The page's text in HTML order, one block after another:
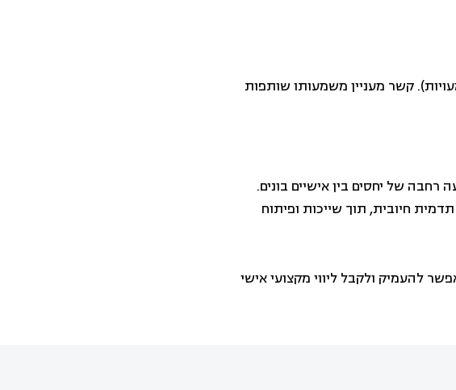
קשר מעניין משמעותו שותפות
רחבה של יחסים בין אישיים בונים.
חיובית, תוך שייכות ופיתוח
להעמיק ולקבל ליווי מקצועי אישי